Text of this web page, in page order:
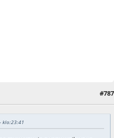
#787
klo:23:41